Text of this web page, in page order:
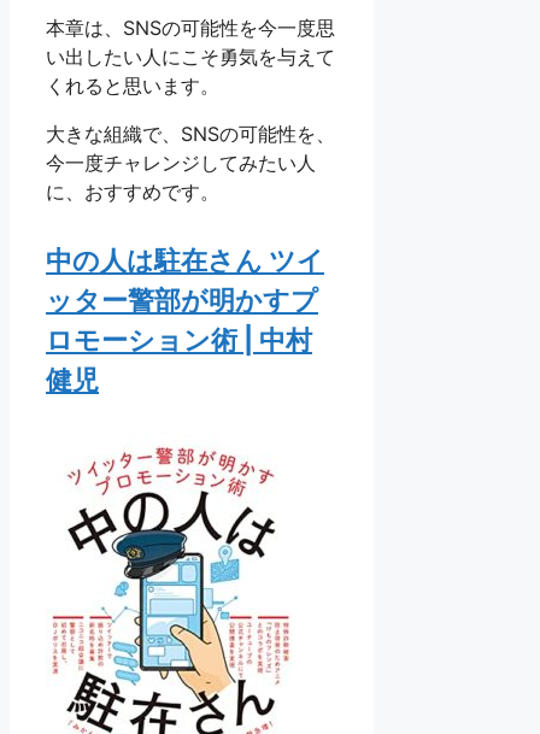
本章は、SNSの可能性を今一度思
い出したい人にこそ勇気を与えて
くれると思います。
大きな組織で、SNSの可能性を、
今一度チャレンジしてみたい人
に、おすすめです。
中の人は駐在さん ツイ
ッター警部が明かすプ
ロモーション術 | 中村
健児